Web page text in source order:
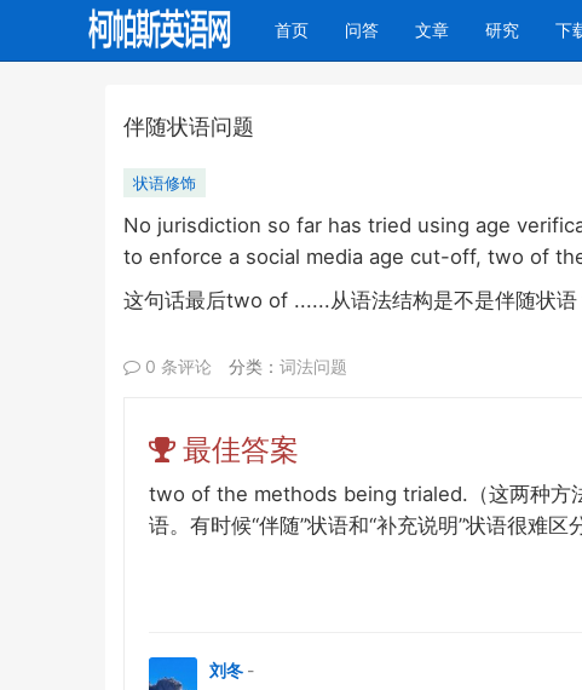
首页(current)
问答 文章 研究 下
伴随状语问题
状语修饰
No jurisdiction so far has tried using age
to enforce a social media age cut-off, two of
这句话最后two of ......从语法结构是不是伴随状语
0 条评论 分类： 词法问题
最佳答案
two of the methods being trialed.（这两种方
语。有时候“伴随”状语和“补充说明”状语很难区
刘冬 -